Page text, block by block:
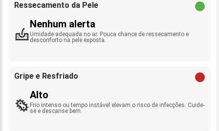
Ressecamento da Pele
Nenhum alerta
Umidade adequada no ar. Pouca chance de ressecamento e
desconforto na pele exposta.
Gripe e Resfriado
Alto
Frio intenso ou tempo instável elevam o risco de infecções. Cuide-
se e descanse bem.